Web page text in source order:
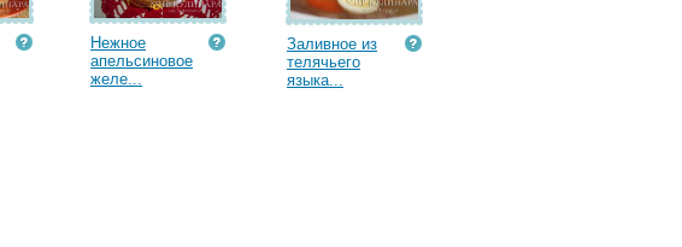
Нежное
апельсиновое
желе...
Заливное из
телячьего
языка...